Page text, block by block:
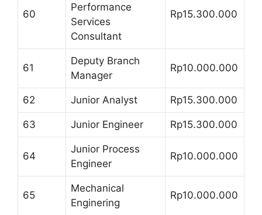
60
Performance
Services
Consultant
Rp15.300.000
61
Deputy Branch
Manager
Rp10.000.000
62 Junior Analyst Rp15.300.000
63 Junior Engineer Rp15.300.000
64
Junior Process
Engineer
Rp10.000.000
65
Mechanical
Enginering
Rp10.000.000